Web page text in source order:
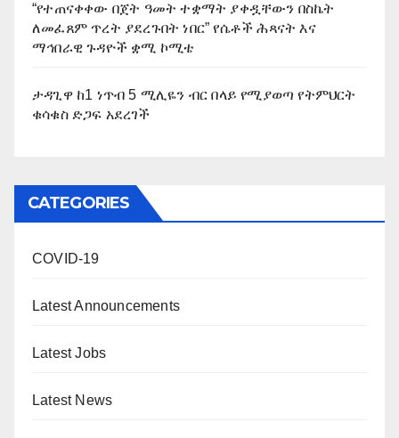
“የተጠናቀቀው በጀት ዓመት ተቋማት ያቀዷቸውን በስኬት
ለመፈጸም ጥረት ያደረጉበት ነበር” የሴቶች ሕጻናት እና
ማኅበራዊ ጉዳዮች ቋሚ ኮሚቴ
ታዳጊዋ ከ1 ነጥብ 5 ሚሊዬን ብር በላይ የሚያወጣ የትምህርት
ቁሳቁስ ድጋፍ አደረገች
CATEGORIES
COVID-19
Latest Announcements
Latest Jobs
Latest News